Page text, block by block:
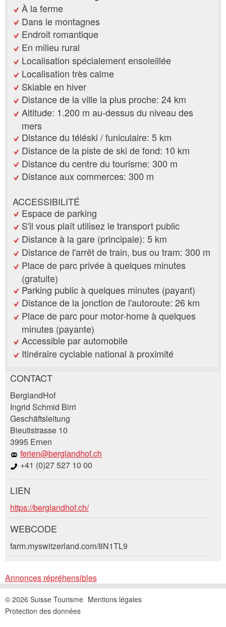
À la ferme
Dans le montagnes
Endroit romantique
En milieu rural
Localisation spécialement ensoleillée
Localisation très calme
Skiable en hiver
Distance de la ville la plus proche: 24 km
Altitude: 1.200 m au-dessus du niveau des
mers
Distance du téléski / funiculaire: 5 km
Distance de la piste de ski de fond: 10 km
Distance du centre du tourisme: 300 m
Distance aux commerces: 300 m
ACCESSIBILITÉ
Espace de parking
S'il vous plaît utilisez le transport public
Distance à la gare (principale): 5 km
Distance de l'arrêt de train, bus ou tram: 300 m
Place de parc privée à quelques minutes
(gratuite)
Parking public à quelques minutes (payant)
Distance de la jonction de l'autoroute: 26 km
Place de parc pour motor-home à quelques
minutes (payante)
Accessible par automobile
Itinéraire cyclable national à proximité
Annonces répréhensibles
Vos commentaires sont grandement appréciés!
Commentaires généraux
Cette annonce n'est plus valable
Annonce incomplète
Nachricht
Recommander l'annonce
Recommandez cette annonce à des amis.
RECOMMANDER L'ANNONCE
Fermer
CONTACT
BerglandHof
Ingrid Schmid Birri
Geschäftsleitung
Bieutistrasse 10
3995 Ernen
ferien@berglandhof.ch
+41 (0)27 527 10 00
Demande de réservation
Composez un message à la personne de
contact pour cette annonce .
Ouvrir
AOÛT 2026
Lu Ma Me
Départ
LIEN
https://berglandhof.ch/
WEBCODE
farm.myswitzerland.com/8N1TL9
Annonces répréhensibles
© 2026 Suisse Tourisme Mentions légales
Protection des données